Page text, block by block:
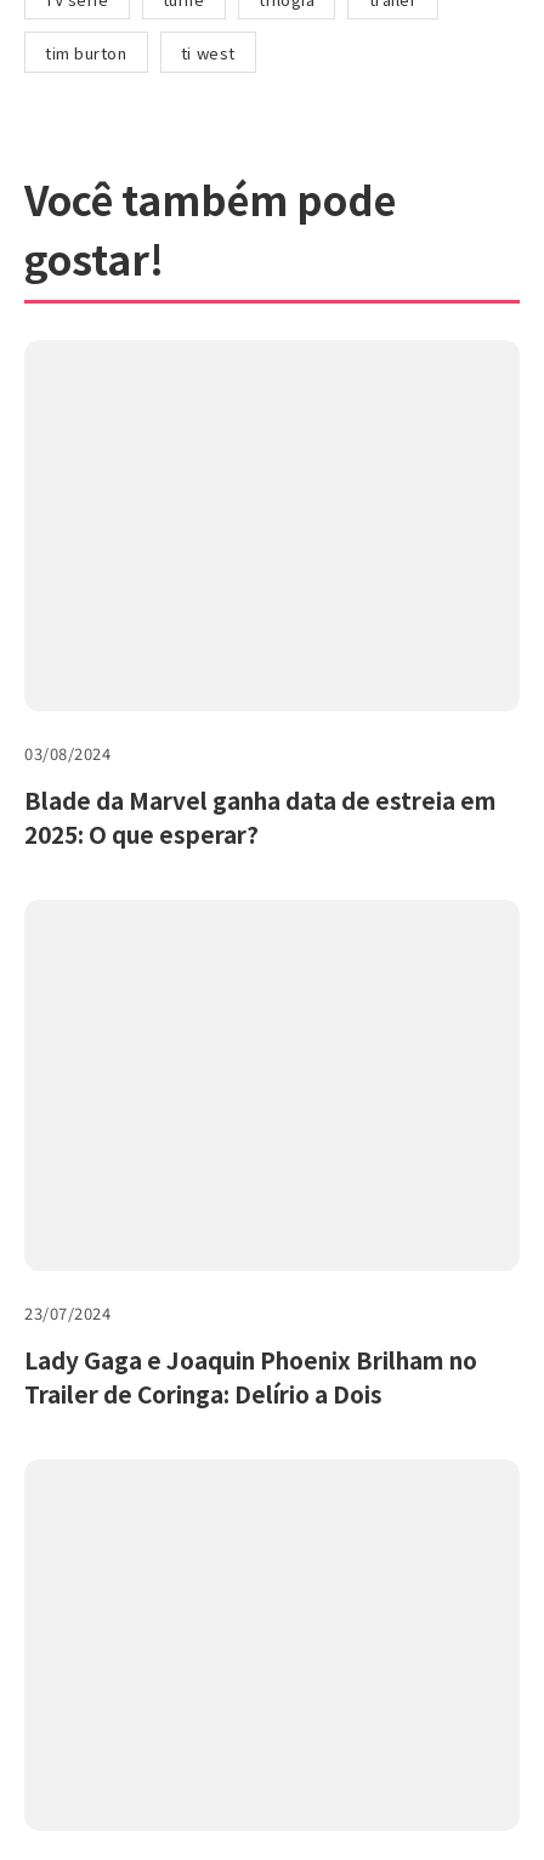
tim burton ti west
Você também pode
gostar!
03/08/2024
Blade da Marvel ganha data de estreia em
2025: O que esperar?
23/07/2024
Lady Gaga e Joaquin Phoenix Brilham no
Trailer de Coringa: Delírio a Dois